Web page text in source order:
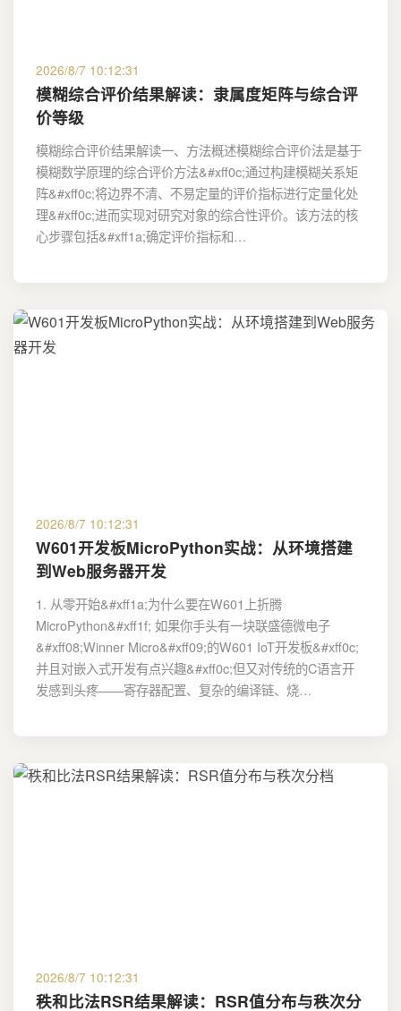
2026/8/7 10:12:31
模糊综合评价结果解读：隶属度矩阵与综合评
价等级
模糊综合评价结果解读一、方法概述模糊综合评价法是基于
模糊数学原理的综合评价方法&#xff0c;通过构建模糊关系矩
阵&#xff0c;将边界不清、不易定量的评价指标进行定量化处
理&#xff0c;进而实现对研究对象的综合性评价。该方法的核
心步骤包括&#xff1a;确定评价指标和…
2026/8/7 10:12:31
W601开发板MicroPython实战：从环境搭建
到Web服务器开发
1. 从零开始&#xff1a;为什么要在W601上折腾
MicroPython&#xff1f; 如果你手头有一块联盛德微电子
&#xff08;Winner Micro&#xff09;的W601 IoT开发板&#xff0c;
并且对嵌入式开发有点兴趣&#xff0c;但又对传统的C语言开
发感到头疼——寄存器配置、复杂的编译链、烧…
2026/8/7 10:12:31
秩和比法RSR结果解读：RSR值分布与秩次分